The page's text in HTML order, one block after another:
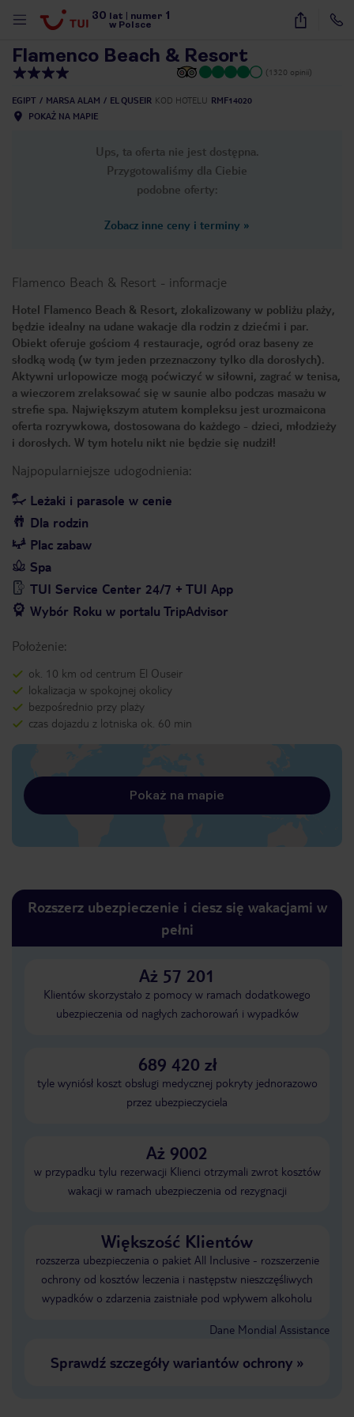
30 lat numer 1
w Polsce
29
Flamenco Beach & Resort
(1320 opinii)
EGIPT MARSA ALAM EL QUSEIR KOD HOTELU RMF14020
POKAŻ NA MAPIE
Ups, ta oferta nie jest dostępna.
Przygotowaliśmy dla Ciebie
podobne oferty:
Zobacz inne ceny i terminy »
Flamenco Beach & Resort - informacje
Hotel Flamenco Beach & Resort, zlokalizowany w pobliżu plaży,
będzie idealny na udane wakacje dla rodzin z dziećmi i par.
Obiekt oferuje gościom 4 restauracje, ogród oraz baseny ze
słodką wodą (w tym jeden przeznaczony tylko dla dorosłych).
Aktywni urlopowicze mogą poćwiczyć w siłowni, zagrać w tenisa,
a wieczorem zrelaksować się w saunie albo podczas masażu w
strefie spa. Największym atutem kompleksu jest urozmaicona
oferta rozrywkowa, dostosowana do każdego - dzieci, młodzieży
i dorosłych. W tym hotelu nikt nie będzie się nudził!
Najpopularniejsze udogodnienia:
Leżaki i parasole w cenie
Dla rodzin
Plac zabaw
Spa
TUI Service Center 24/7 + TUI App
Wybór Roku w portalu TripAdvisor
Położenie:
ok. 10 km od centrum El Ouseir
lokalizacja w spokojnej okolicy
bezpośrednio przy plaży
czas dojazdu z lotniska ok. 60 min
Pokaż na mapie
Rozszerz ubezpieczenie i ciesz się wakacjami w
pełni
Aż 57 201
Klientów skorzystało z pomocy w ramach dodatkowego
ubezpieczenia od nagłych zachorowań i wypadków
689 420 zł
tyle wyniósł koszt obsługi medycznej pokryty jednorazowo
przez ubezpieczyciela
Aż 9002
w przypadku tylu rezerwacji Klienci otrzymali zwrot kosztów
wakacji w ramach ubezpieczenia od rezygnacji
Większość Klientów
rozszerza ubezpieczenia o pakiet All Inclusive - rozszerzenie
ochrony od kosztów leczenia i następstw nieszczęśliwych
wypadków o zdarzenia zaistniałe pod wpływem alkoholu
Dane Mondial Assistance
Sprawdź szczegóły wariantów ochrony»